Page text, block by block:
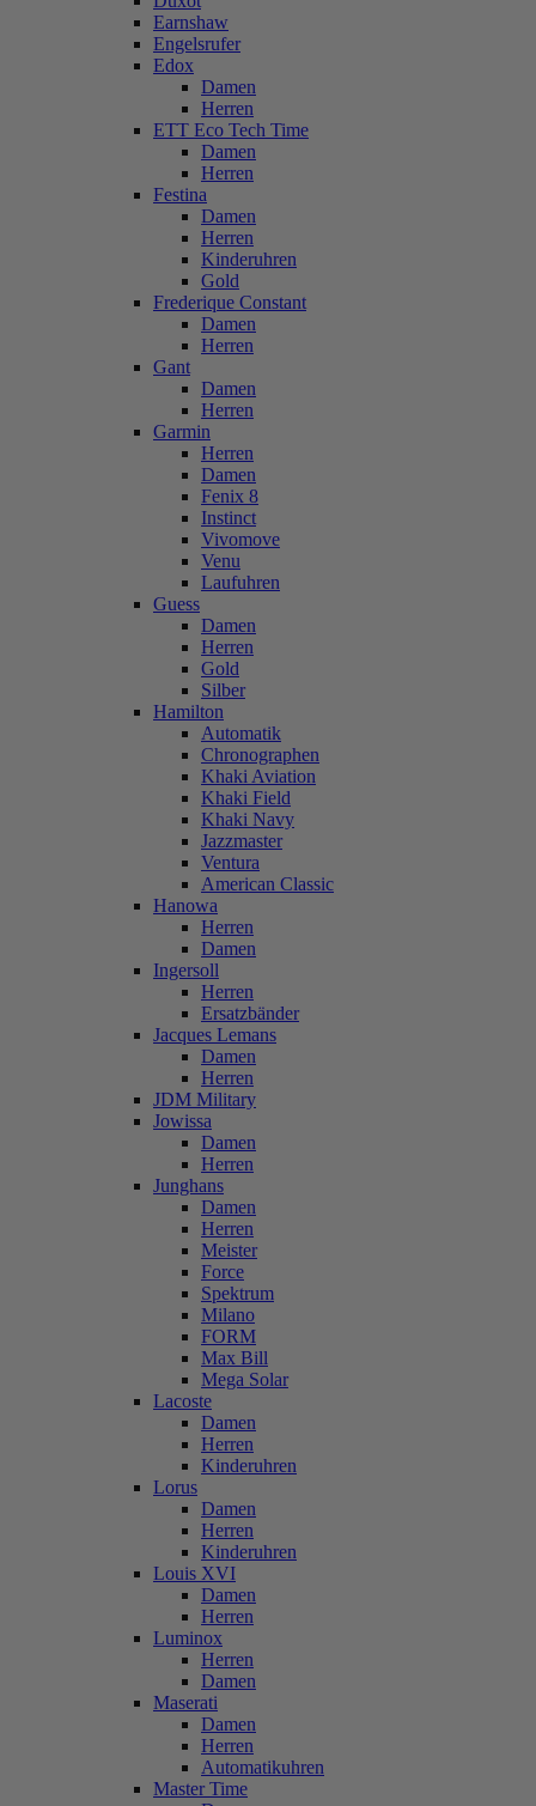
Earnshaw
Engelsrufer
Edox
Damen
Herren
ETT Eco Tech Time
Damen
Herren
Festina
Damen
Herren
Kinderuhren
Gold
Frederique Constant
Damen
Herren
Gant
Damen
Herren
Garmin
Herren
Damen
Fenix 8
Instinct
Vivomove
Venu
Laufuhren
Guess
Damen
Herren
Gold
Silber
Hamilton
Automatik
Chronographen
Khaki Aviation
Khaki Field
Khaki Navy
Jazzmaster
Ventura
American Classic
Hanowa
Herren
Damen
Ingersoll
Herren
Ersatzbänder
Jacques Lemans
Damen
Herren
JDM Military
Jowissa
Damen
Herren
Junghans
Damen
Herren
Meister
Force
Spektrum
Milano
FORM
Max Bill
Mega Solar
Lacoste
Damen
Herren
Kinderuhren
Lorus
Damen
Herren
Kinderuhren
Louis XVI
Damen
Herren
Luminox
Herren
Damen
Maserati
Damen
Herren
Automatikuhren
Master Time